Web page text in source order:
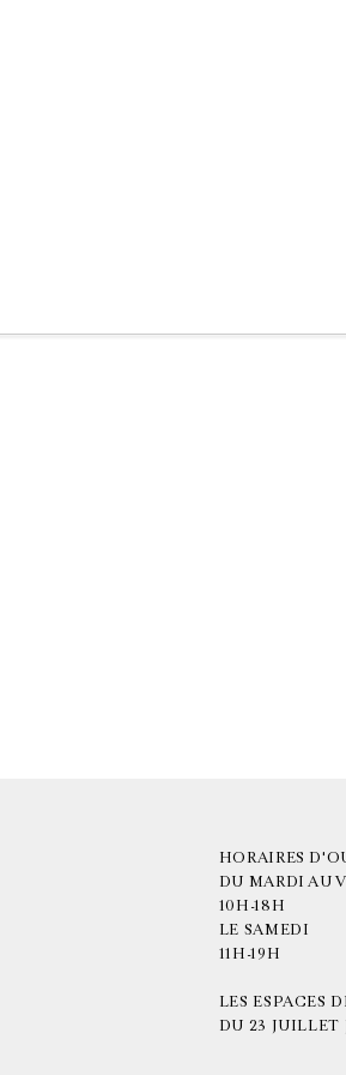
HORAIRES
DU MARDI AU
10H-18H
LE SAMEDI
11H-19H
LES ESPACES
DU 23 JUILLET